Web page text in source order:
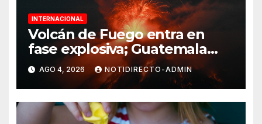
INTERNACIONAL
Volcán de Fuego entra en
fase explosiva; Guatemala
activa alerta anaranjada
AGO 4, 2026 NOTIDIRECTO-ADMIN